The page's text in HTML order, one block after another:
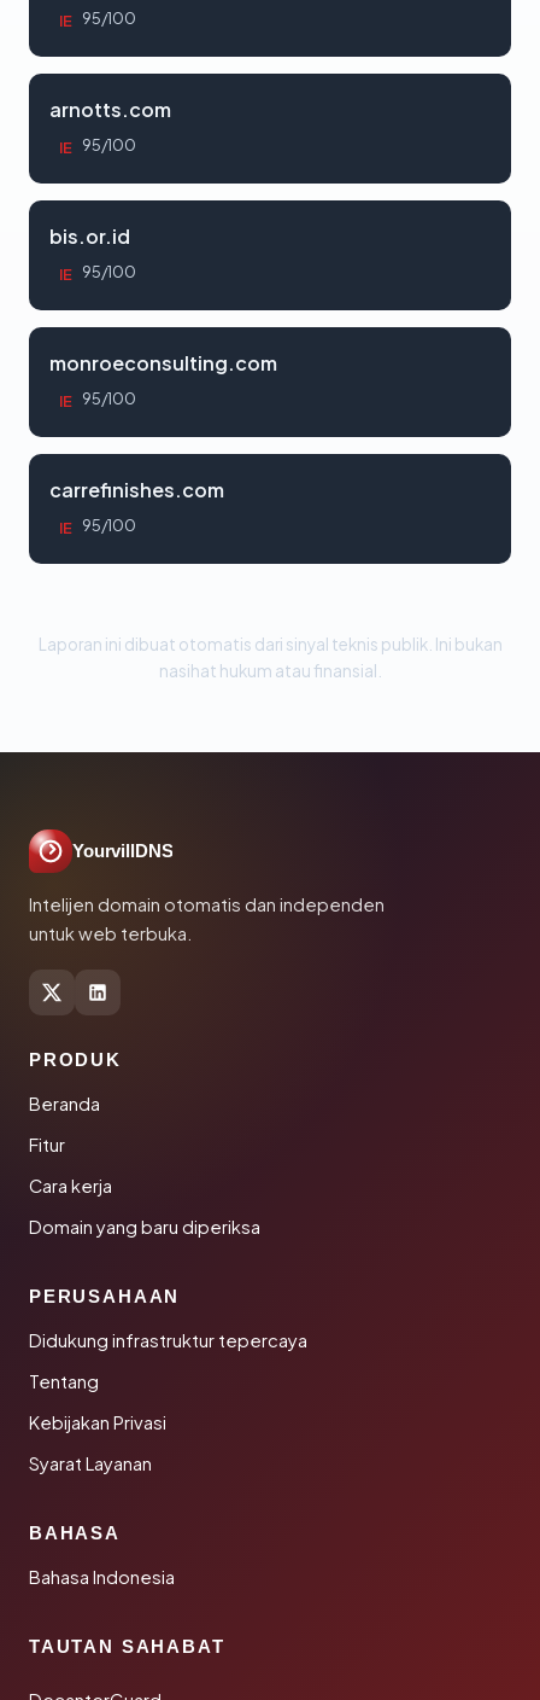
IE 95/100
arnotts.com
IE 95/100
bis.or.id
IE 95/100
monroeconsulting.com
IE 95/100
carrefinishes.com
IE 95/100
Laporan ini dibuat otomatis dari sinyal teknis publik. Ini bukan
nasihat hukum atau finansial.
YourvillDNS
Intelijen domain otomatis dan independen
untuk web terbuka.
PRODUK
Beranda
Fitur
Cara kerja
Domain yang baru diperiksa
PERUSAHAAN
Didukung infrastruktur tepercaya
Tentang
Kebijakan Privasi
Syarat Layanan
BAHASA
Bahasa Indonesia
TAUTAN SAHABAT